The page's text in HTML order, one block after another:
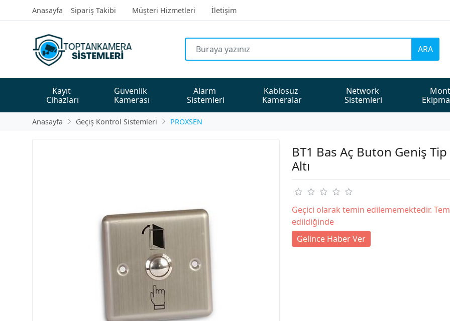
Anasayfa Sipariş Takibi Müşteri Hizmetleri İletişim
ARA
Kayıt
Cihazları
Güvenlik
Kamerası
Alarm
Sistemleri
Kablosuz
Kameralar
Network
Sistemleri
Anasayfa Geçiş Kontrol Sistemleri PROXSEN
BT1 Bas Aç Buton Geniş Tip
Altı
Geçici olarak temin edilememektedir.
edildiğinde
Gelince Haber Ver